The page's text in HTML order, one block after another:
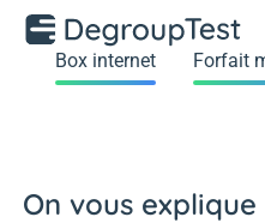
Box internet Forfait
On vous